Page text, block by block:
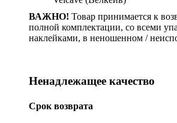
ВАЖНО! Товар принимается к
полной комплектации, со всеми
наклейками, в неношенном /
Ненадлежащее качество
Срок возврата